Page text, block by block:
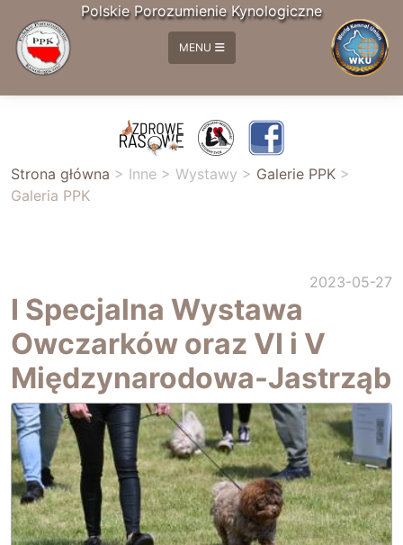
Polskie Porozumienie Kynologiczne
MENU
Strona główna > Inne > Wystawy > Galerie PPK >
Galeria PPK
2023-05-27
I Specjalna Wystawa
Owczarków oraz VI i V
Międzynarodowa-Jastrząb